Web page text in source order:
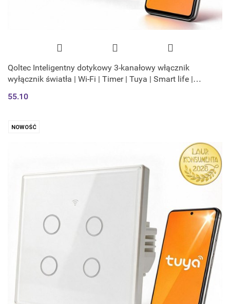
Qoltec Inteligentny dotykowy 3-kanałowy włącznik
wyłącznik światła | Wi-Fi | Timer | Tuya | Smart life |
55.10
NOWOŚĆ